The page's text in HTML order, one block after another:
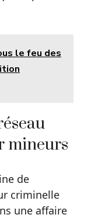
le feu des
mineurs
de
criminelle
une affaire